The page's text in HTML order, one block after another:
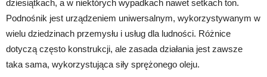
dziesiątkach, a w niektórych wypadkach nawet setkach ton.
Podnośnik jest urządzeniem uniwersalnym, wykorzystywanym w
wielu dziedzinach przemysłu i usług dla ludności. Różnice
dotyczą często konstrukcji, ale zasada działania jest zawsze
taka sama, wykorzystująca siły sprężonego oleju.